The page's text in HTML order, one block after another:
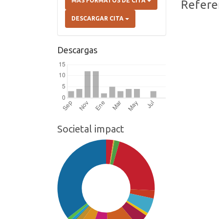
DESCARGAR CITA
Descargas
Societal impact